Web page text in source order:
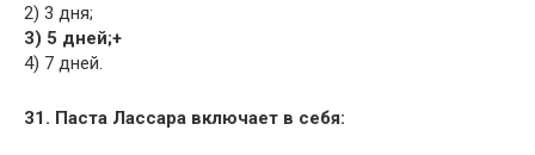
2) 3 дня;
3) 5 дней;+
4) 7 дней.
31. Паста Лассара включает в себя: